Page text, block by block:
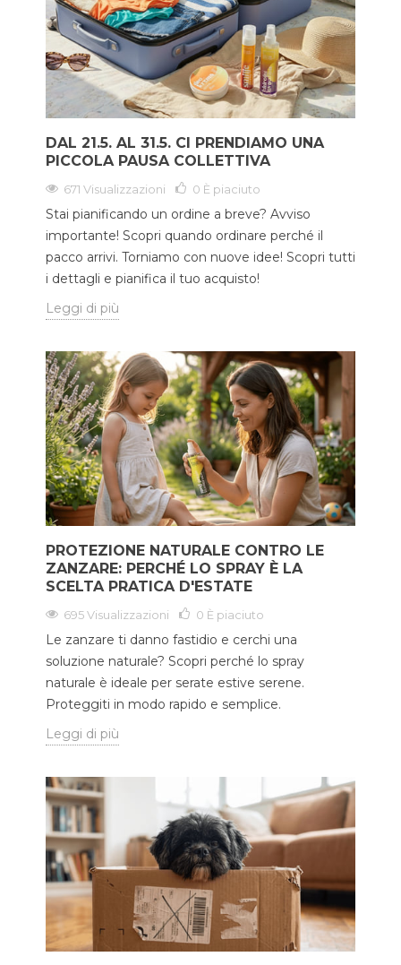
DAL 21.5. AL 31.5. CI PRENDIAMO UNA
PICCOLA PAUSA COLLETTIVA
671 Visualizzazioni 0 È piaciuto
Stai pianificando un ordine a breve? Avviso
importante! Scopri quando ordinare perché il
pacco arrivi. Torniamo con nuove idee! Scopri tutti
i dettagli e pianifica il tuo acquisto!
Leggi di più
PROTEZIONE NATURALE CONTRO LE
ZANZARE: PERCHÉ LO SPRAY È LA
SCELTA PRATICA D'ESTATE
695 Visualizzazioni 0 È piaciuto
Le zanzare ti danno fastidio e cerchi una
soluzione naturale? Scopri perché lo spray
naturale è ideale per serate estive serene.
Proteggiti in modo rapido e semplice.
Leggi di più